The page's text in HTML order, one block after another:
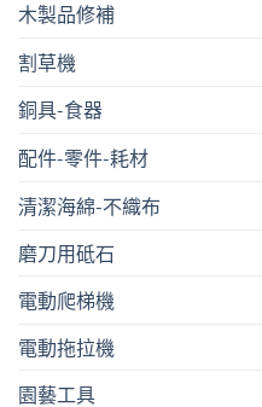
木製品修補
割草機
銅具-食器
配件-零件-耗材
清潔海綿-不織布
磨刀用砥石
電動爬梯機
電動拖拉機
園藝工具